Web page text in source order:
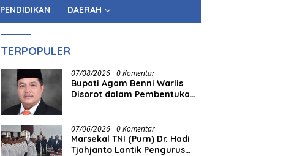
PENDIDIKAN DAERAH
TERPOPULER
07/08/2026 0 Komentar
Bupati Agam Benni Warlis
Disorot dalam Pembentukan
07/06/2026 0 Komentar
Marsekal TNI (Purn) Dr. Hadi
Tjahjanto Lantik Pengurus